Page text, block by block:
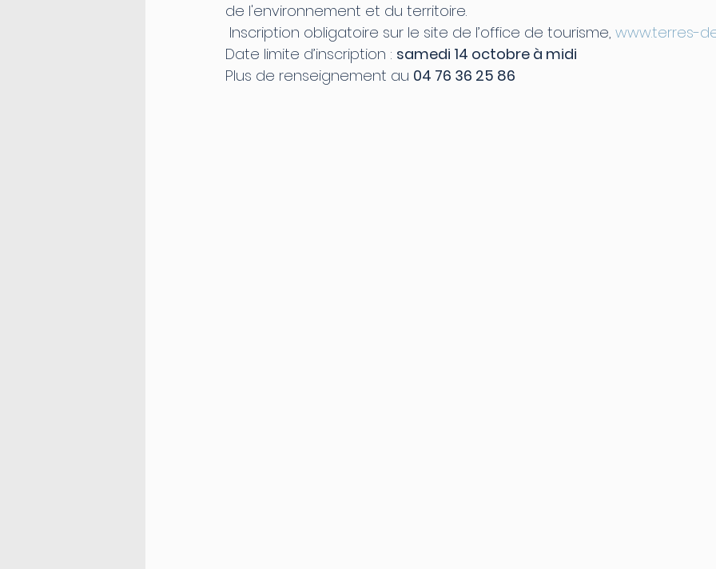
de l'environnement et du territoire.
Inscription obligatoire sur le site de l’office de tourisme, www.terres-
Date limite d’inscription : samedi 14 octobre à midi
Plus de renseignement au 04 76 36 25 86